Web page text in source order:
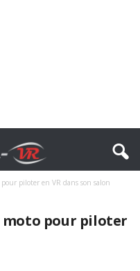
piloter en VR dans son salon
moto pour piloter